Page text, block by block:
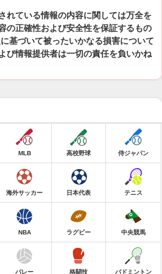
れている情報の内容に関しては万全を
の正確性および安全性を保証するもの
基づいて被ったいかなる損害について
び情報提供者は一切の責任を負いかね
MLB 高校野球 侍ジャパン
海外サッカー 日本代表 テニス
NBA ラグビー 中央競馬
バレー 格闘技 バドミントン